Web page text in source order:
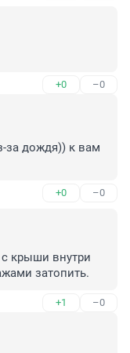
+0 –0
за дождя)) к вам
+0 –0
с крыши внутри
затопить.
+1 –0